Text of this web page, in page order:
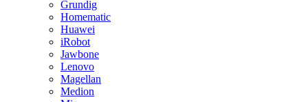
Grundig
Homematic
Huawei
iRobot
Jawbone
Lenovo
Magellan
Medion